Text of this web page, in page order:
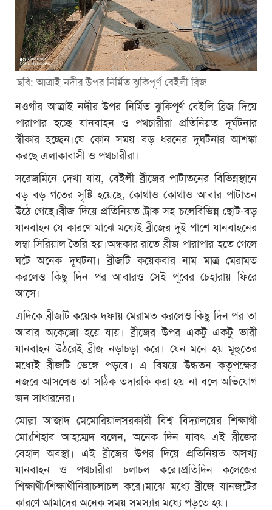
ছবি: আত্রাই নদীর উপর নির্মিত ঝুকিপূর্ণ বেইলী ব্রিজ
নওগাঁর আত্রাই নদীর উপর নির্মিত ঝুকিপূর্ণ বেইলি ব্রিজ দিয়ে
পারাপার হচ্ছে যানবাহন ও পথচারীরা প্রতিনিয়ত দূর্ঘটনার
স্বীকার হচ্ছেন।যে কোন সময় বড় ধরনের দূঘটনার আশঙ্কা
করছে এলাকাবাসী ও পথচারীরা।
সরেজমিনে দেখা যায়, বেইলী ব্রীজের পাটাতনের বিভিন্নস্থানে
বড় বড় গতের সৃষ্টি হয়েছে, কোথাও কোথাও আবার পাটাতন
উঠে গেছে।ব্রীজ দিয়ে প্রতিনিয়ত ট্রাক সহ চলেবিভিন্ন ছোট-বড়
যানবাহন যে কারণে মাঝে মধ্যেই ব্রীজের দুই পাশে যানবাহনের
লম্বা সিরিয়াল তৈরি হয়।অন্ধকার রাতে ব্রীজ পারাপার হতে গেলে
ঘটে অনেক দূঘটনা। ব্রীজটি কয়েকবার নাম মাত্র মেরামত
করলেও কিছু দিন পর আবারও সেই পূবের চেহারায় ফিরে
আসে।
এদিকে ব্রীজটি কয়েক দফায় মেরামত করলেও কিছু দিন পর তা
আবার অকেজো হয়ে যায়। ব্রীজের উপর একটু একটু ভারী
যানবাহন উঠরেই ব্রীজ নড়াচড়া করে। যেন মনে হয় মূহুতের
মধ্যেই ব্রীজটি ভেঙ্গে পড়বে। এ বিষয়ে উদ্ধতন কতৃপক্ষের
নজরে আসলেও তা সঠিক তদারকি করা হয় না বলে অভিযোগ
জন সাধারনের।
মোল্লা আজাদ মেমোরিয়ালসরকারী বিশ্ব বিদ্যালয়ের শিক্ষাথী
মোঃশিহাব আহম্মেদ বলেন, অনেক দিন যাবৎ এই ব্রীজের
বেহাল অবস্থা। এই ব্রীজের উপর দিয়ে প্রতিনিয়ত অসখ্য
যানবাহন ও পথচারীরা চলাচল করে।প্রতিদিন কলেজের
শিক্ষাথী/শিক্ষাথীনিরাচলাচল করে।মাঝে মধ্যে ব্রীজে যানজটের
কারণে আমাদের অনেক সময় সমস্যার মধ্যে পড়তে হয়।